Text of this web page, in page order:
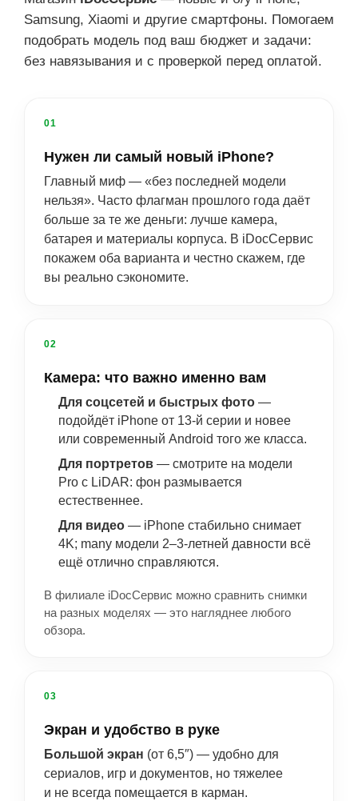
Samsung, Xiaomi и другие смартфоны. Помогаем
подобрать модель под ваш бюджет и задачи:
без навязывания и с проверкой перед оплатой.
01
Нужен ли самый новый iPhone?
Главный миф — «без последней модели
нельзя». Часто флагман прошлого года даёт
больше за те же деньги: лучше камера,
батарея и материалы корпуса. В iDocСервис
покажем оба варианта и честно скажем, где
вы реально сэкономите.
02
Камера: что важно именно вам
Для соцсетей и быстрых фото —
подойдёт iPhone от 13-й серии и новее
или современный Android того же класса.
Для портретов — смотрите на модели
Pro с LiDAR: фон размывается
естественнее.
Для видео — iPhone стабильно снимает
4K; many модели 2–3-летней давности всё
ещё отлично справляются.
В филиале iDocСервис можно сравнить снимки
на разных моделях — это нагляднее любого
обзора.
03
Экран и удобство в руке
Большой экран (от 6,5″) — удобно для
сериалов, игр и документов, но тяжелее
и не всегда помещается в карман.